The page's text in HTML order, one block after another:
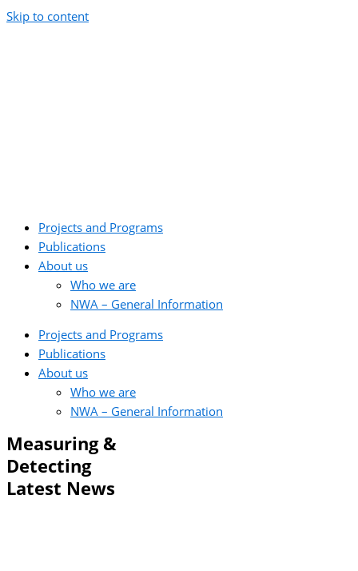
Skip to content
Projects and Programs
Publications
About us
Who we are
NWA – General Information
Projects and Programs
Publications
About us
Who we are
NWA – General Information
Measuring &
Detecting
Latest News